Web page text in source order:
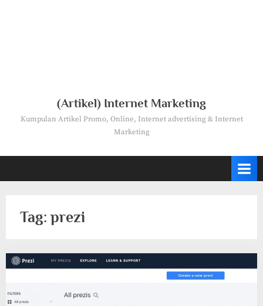
(Artikel) Internet Marketing
Kumpulan Artikel Promo, Online, Internet advertising & Internet
Marketing
Tag: prezi